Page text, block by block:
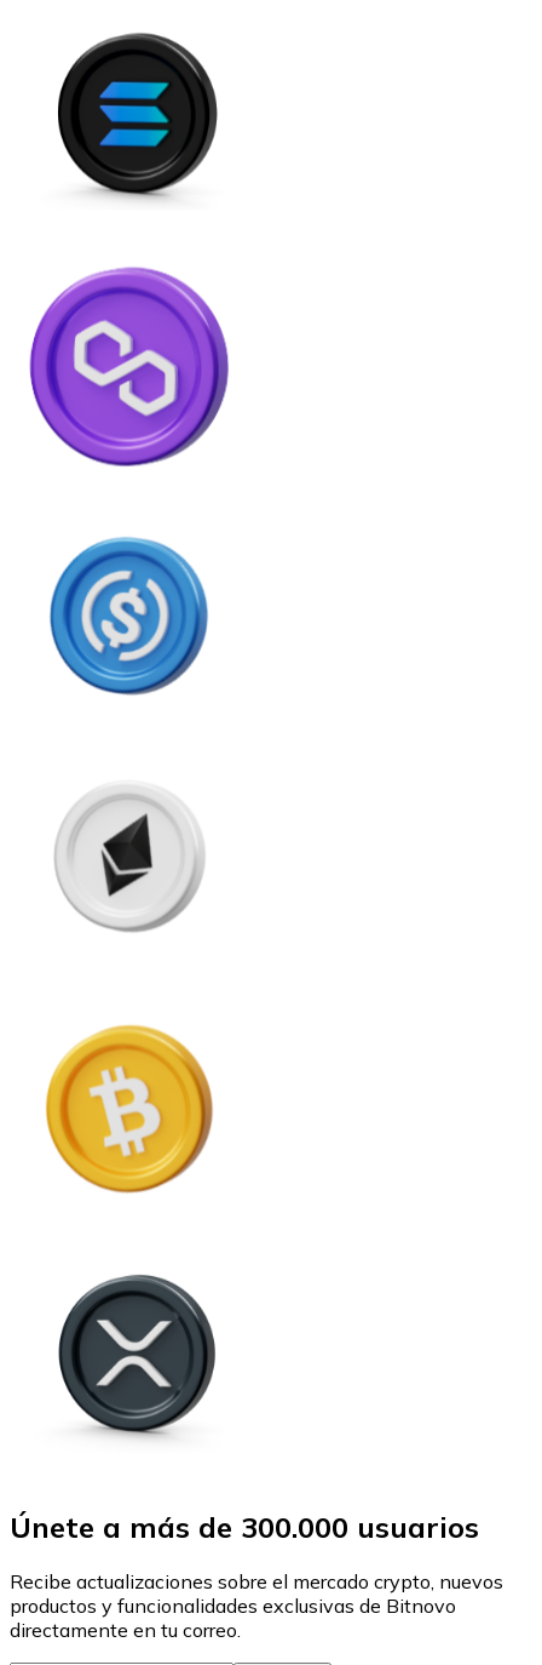
Únete a más de 300.000 usuarios
Recibe actualizaciones sobre el mercado crypto, nuevos
productos y funcionalidades exclusivas de Bitnovo
directamente en tu correo.